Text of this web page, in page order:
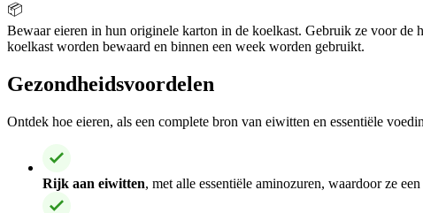
📦
Bewaar eieren in hun originele karton in de koelkast. Gebruik ze voor de
koelkast worden bewaard en binnen een week worden gebruikt.
Gezondheidsvoordelen
Ontdek hoe eieren, als een complete bron van eiwitten en essentiële
Rijk aan eiwitten, met alle essentiële aminozuren, waardoor ze